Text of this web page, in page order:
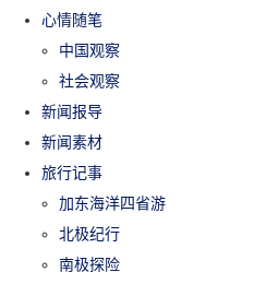
心情随笔
中国观察
社会观察
新闻报导
新闻素材
旅行记事
加东海洋四省游
北极纪行
南极探险